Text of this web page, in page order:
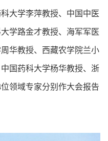
大学李萍教授、中国中医
学路金才教授、海军军医
华教授、西藏农学院兰小
国药科大学杨华教授、浙
领域专家分别作大会报告